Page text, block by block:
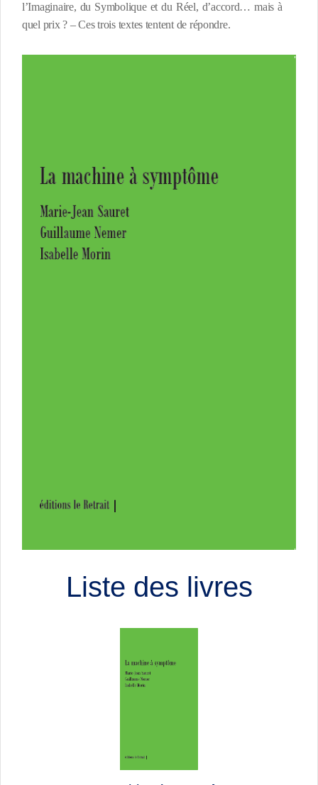
l’Imaginaire, du Symbolique et du Réel, d’accord… mais à
quel prix ? – Ces trois textes tentent de répondre.
Liste des livres